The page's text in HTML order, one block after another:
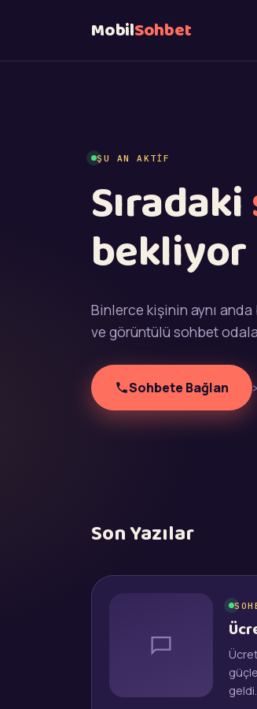
MobilSohbet
ŞU AN AKTIF
Sıradaki
bekliyor
Binlerce kişinin aynı
ve görüntülü sohbet
Sohbete Bağlan
Son Yazılar